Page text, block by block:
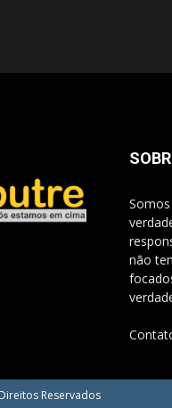
não
Reservados